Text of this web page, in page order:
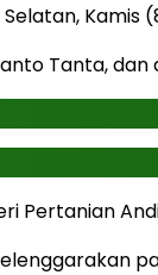
Kamis
Tanta,